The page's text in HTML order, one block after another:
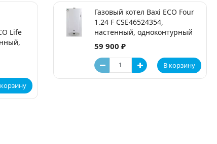
Life
Газовый котел Baxi ECO Four
1.24 F CSE46524354,
настенный, одноконтурный
59 900 ₽
В корзину